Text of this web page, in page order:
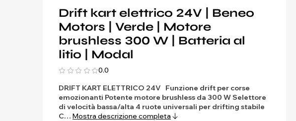
Drift kart elettrico 24V | Beneo
Motors | Verde | Motore
brushless 300 W | Batteria al
litio | Modal
0.0
DRIFT KART ELETTRICO 24V
Funzione drift per corse
emozionanti Potente motore brushless da 300 WSelettore
di velocità bassa/alta 4 ruote universali per drifting stabile
C… Mostra descrizione completa